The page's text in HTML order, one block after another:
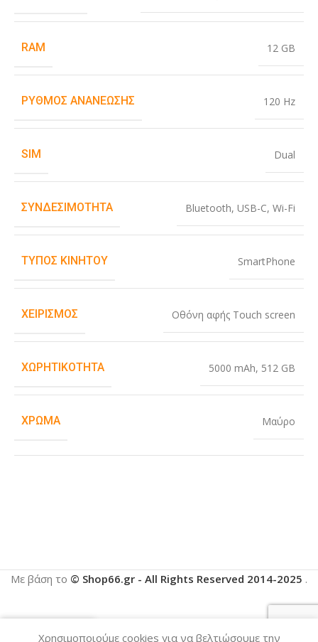
RAM 12 GB
ΡΥΘΜΌΣ ΑΝΑΝΈΩΣΗΣ 120 Hz
SIM Dual
ΣΥΝΔΕΣΙΜΌΤΗΤΑ Bluetooth, USB-C, Wi-Fi
ΤΎΠΟΣ ΚΙΝΗΤΟΎ SmartPhone
ΧΕΙΡΙΣΜΌΣ Οθόνη αφής Touch screen
ΧΩΡΗΤΙΚΌΤΗΤΑ 5000 mAh, 512 GB
ΧΡΏΜΑ Μαύρο
Με βάση το © Shop66.gr - All Rights Reserved 2014-2025 .
Χρησιμοποιούμε cookies για να βελτιώσουμε την